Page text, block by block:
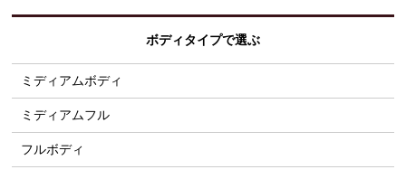
ボディタイプで選ぶ
ミディアムボディ
ミディアムフル
フルボディ